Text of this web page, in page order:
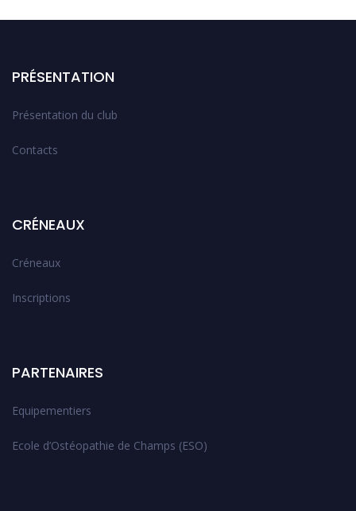
PRÉSENTATION
Présentation du club
Contacts
CRÉNEAUX
Créneaux
Inscriptions
PARTENAIRES
Equipementiers
Ecole d’Ostéopathie de Champs (ESO)